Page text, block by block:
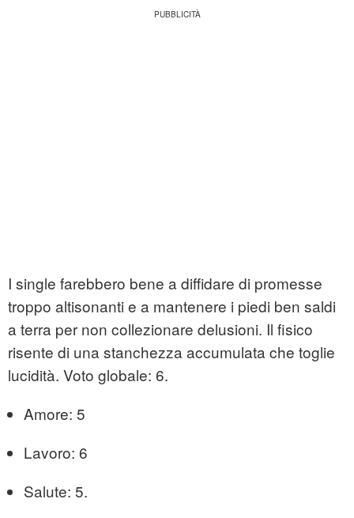
I single farebbero bene a diffidare di promesse
troppo altisonanti e a mantenere i piedi ben saldi
a terra per non collezionare delusioni. Il fisico
risente di una stanchezza accumulata che toglie
lucidità. Voto globale: 6.
Amore: 5
Lavoro: 6
Salute: 5.